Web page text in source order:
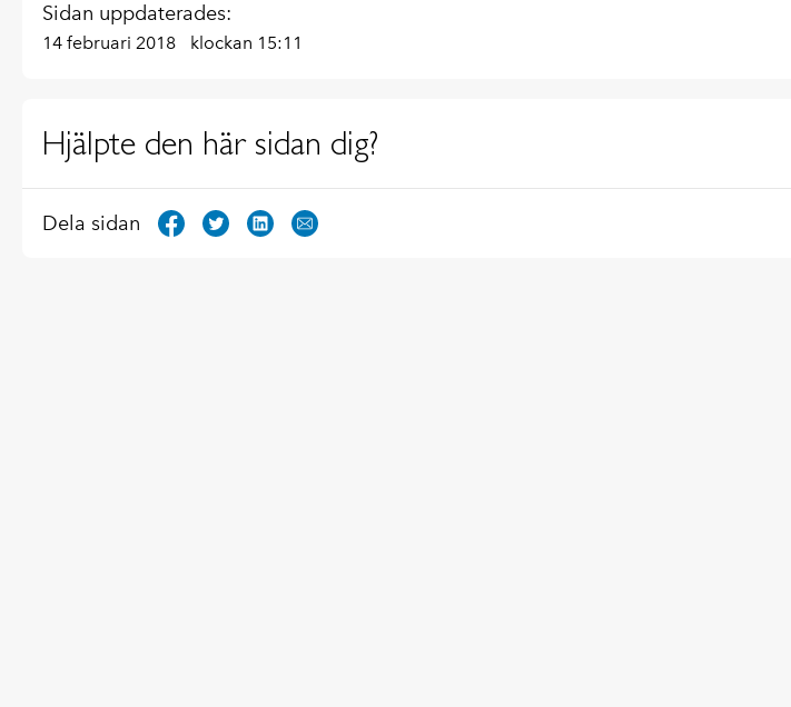
Sidan uppdaterades:
14 februari 2018 klockan 15:11
Hjälpte den här sidan dig?
Dela sidan